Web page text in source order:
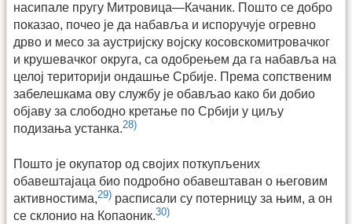
насипале пругу Митровица—Качаник. Пошто се добро
показао, почео је да набавља и испоручује огревно
дрво и месо за аустријску војску косовскомитровачког
и крушевачког округа, са одобрењем да га набавља на
целој територији ондашње Србије. Према сопственим
забелешкама ову службу је обављао како би добио
објаву за слободно кретање по Србији у циљу
подизања устанка.28)
Пошто је окупатор од својих поткупљених
обавештајаца био подробно обавештаван о његовим
активностима,29) расписали су потерницу за њим, а он
се склонио на Копаоник.30)